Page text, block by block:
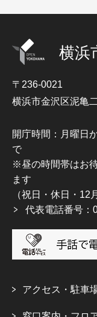
横浜
〒236-0021
横浜市金沢区泥亀
開庁時間：月曜日
で
※昼の時間帯はお
ます
（祝日・休日・12
代表電話番号：
アクセス・駐車